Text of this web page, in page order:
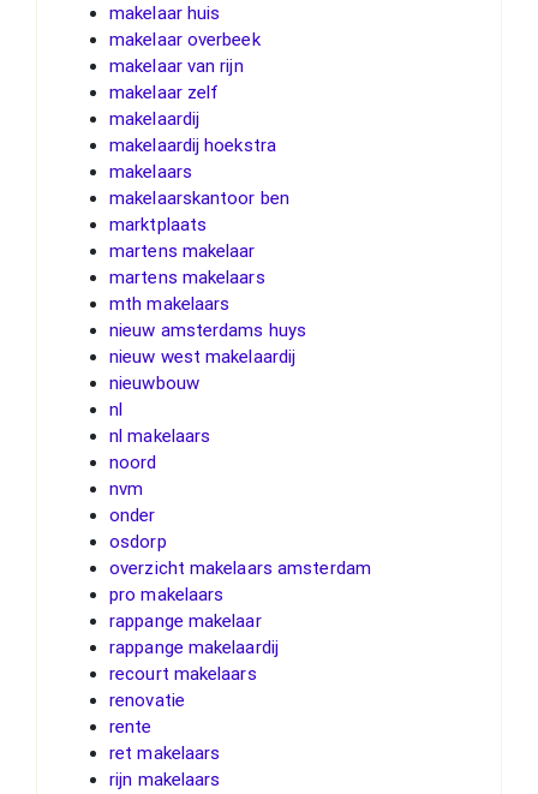
makelaar huis
makelaar overbeek
makelaar van rijn
makelaar zelf
makelaardij
makelaardij hoekstra
makelaars
makelaarskantoor ben
marktplaats
martens makelaar
martens makelaars
mth makelaars
nieuw amsterdams huys
nieuw west makelaardij
nieuwbouw
nl
nl makelaars
noord
nvm
onder
osdorp
overzicht makelaars amsterdam
pro makelaars
rappange makelaar
rappange makelaardij
recourt makelaars
renovatie
rente
ret makelaars
rijn makelaars